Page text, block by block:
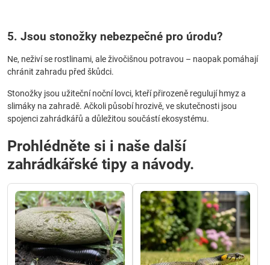
5. Jsou stonožky nebezpečné pro úrodu?
Ne, neživí se rostlinami, ale živočišnou potravou – naopak pomáhají
chránit zahradu před škůdci.
Stonožky jsou užiteční noční lovci, kteří přirozeně regulují hmyz a
slimáky na zahradě. Ačkoli působí hrozivě, ve skutečnosti jsou
spojenci zahrádkářů a důležitou součástí ekosystému.
Prohlédněte si i naše další
zahrádkářské tipy a návody.